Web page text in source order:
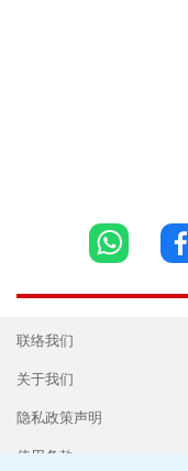
联络我们
关于我们
隐私政策声明
使用条款